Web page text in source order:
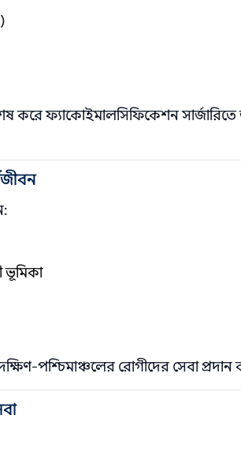
করে ফ্যাকোইমালসিফিকেশন সার্জারিতে
ভূমিকা
পশ্চিমাঞ্চলের রোগীদের সেবা প্রদান